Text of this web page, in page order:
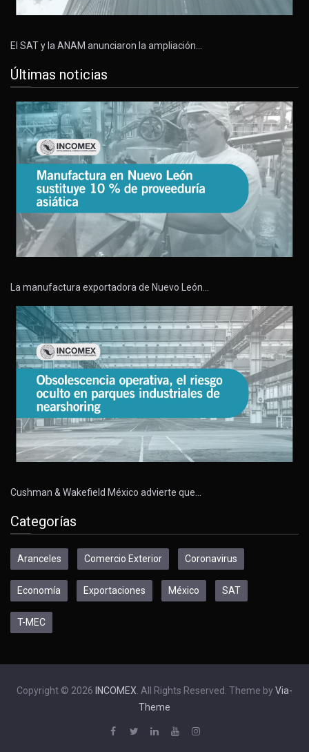
El SAT y la ANAM anunciaron la ampliación…
Últimas noticias
La manufactura exportadora de Nuevo León…
Cushman & Wakefield México advierte que…
Categorías
Aranceles Comercio Exterior Coronavirus
Economía Exportaciones México SAT
T-MEC
Copyright © 2026 INCOMEX . All Rights Reserved. Theme by Via-
Theme